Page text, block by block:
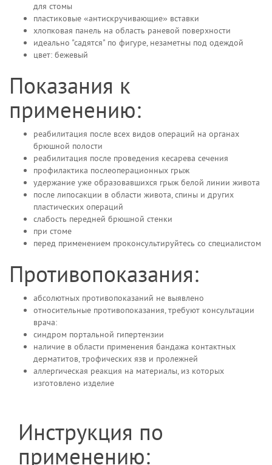
для стомы
пластиковые «антискручивающие» вставки
хлопковая панель на область раневой поверхности
идеально "садятся" по фигуре, незаметны под одеждой
цвет: бежевый
Показания к
применению:
реабилитация после всех видов операций на органах
брюшной полости
реабилитация после проведения кесарева сечения
профилактика послеоперационных грыж
удержание уже образовавшихся грыж белой линии живота
после липосакции в области живота, спины и других
пластических операций
слабость передней брюшной стенки
при стоме
перед применением проконсультируйтесь со специалистом
Противопоказания:
абсолютных противопоказаний не выявлено
относительные противопоказания, требуют консультации
врача:
синдром портальной гипертензии
наличие в области применения бандажа контактных
дерматитов, трофических язв и пролежней
аллергическая реакция на материалы, из которых
изготовлено изделие
Инструкция по
применению: